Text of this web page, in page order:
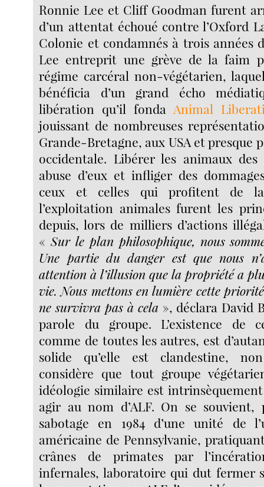
Ronnie Lee et Cliff Goodman furent
d’un attentat échoué contre l’Oxford
Colonie et condamnés à trois années
Lee entreprit une grève de la faim
régime carcéral non-végétarien,
bénéficia d’un grand écho
libération qu’il fonda Animal
jouissant de nombreuses
Grande-Bretagne, aux USA et presque
occidentale. Libérer les animaux
abuse d’eux et infliger des
ceux et celles qui profitent de
l’exploitation animales furent les
depuis, lors de milliers d’actions
«Sur le plan philosophique, nous
Une partie du danger est que nous
attention à l’illusion que la propriété a
vie. Nous mettons en lumière cette
ne survivra pas à cela », déclara David
parole du groupe. L’existence de
comme de toutes les autres, est
solide qu’elle est clandestine,
considère que tout groupe
idéologie similaire est
agir au nom d’ALF. On se souvient,
sabotage en 1984 d’une unité de
américaine de Pennsylvanie,
crânes de primates par
infernales, laboratoire qui dut fermer